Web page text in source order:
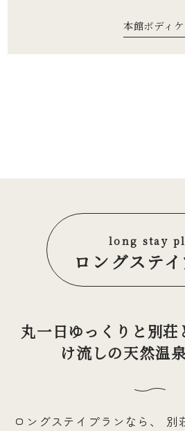
本館ボディ
long stay
ロングステ
丸一日ゆっくりと別
け流しの天然温
ロングステイプランなら、
別